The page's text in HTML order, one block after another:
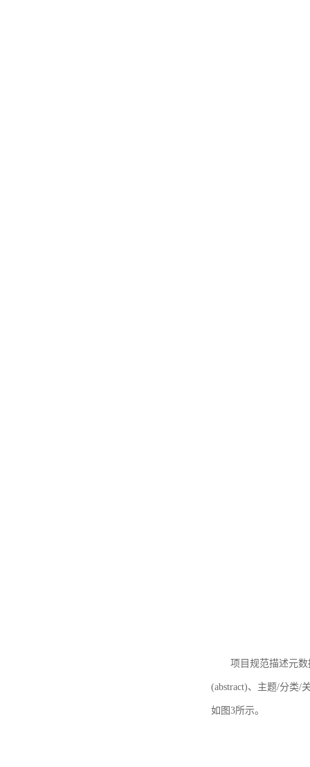
项目规范描述元
(abstract)、主题/分类/
如图3所示。